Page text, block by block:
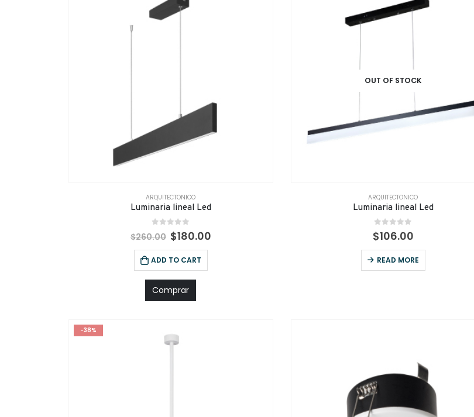
ARQUITECTONICO
Luminaria lineal Led
out of 5
$260.00 $180.00
ADD TO CART
Comprar
OUT OF STOCK
ARQUITECTONICO
Luminaria lineal Led
0 out of 5
$106.00
READ MORE
-38%